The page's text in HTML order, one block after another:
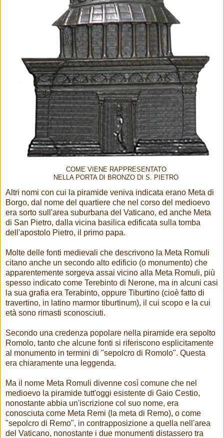
COME VIENE RAPPRESENTATO
NELLA PORTA DI BRONZO DI S. PIETRO
Altri nomi con cui la piramide veniva indicata erano Meta di
Borgo, dal nome del quartiere che nel corso del medioevo
era sorto sull'area suburbana del Vaticano, ed anche Meta
di San Pietro, dalla vicina basilica edificata sulla tomba
dell'apostolo Pietro, il primo papa.
Molte delle fonti medievali che descrivono la Meta Romuli
citano anche un secondo alto edificio (o monumento) che
apparentemente sorgeva assai vicino alla Meta Romuli, più
spesso indicato come Terebinto di Nerone, ma in alcuni casi
la sua grafia era Terabinto, oppure Tiburtino (cioè fatto di
travertino, in latino marmor tiburtinum), il cui scopo e la cui
età sono rimasti sconosciuti.
Secondo una credenza popolare nella piramide era sepolto
Romolo, tanto che alcune fonti si riferiscono esplicitamente
al monumento in termini di "sepolcro di Romolo". Questa
era chiaramente una leggenda.
Ma il nome Meta Romuli divenne così comune che nel
medioevo la piramide tutt'oggi esistente di Gaio Cestio,
nonostante abbia un'iscrizione col suo nome, era
conosciuta come Meta Remi (la meta di Remo), o come
"sepolcro di Remo", in contrapposizione a quella nell'area
del Vaticano, nonostante i due monumenti distassero tra